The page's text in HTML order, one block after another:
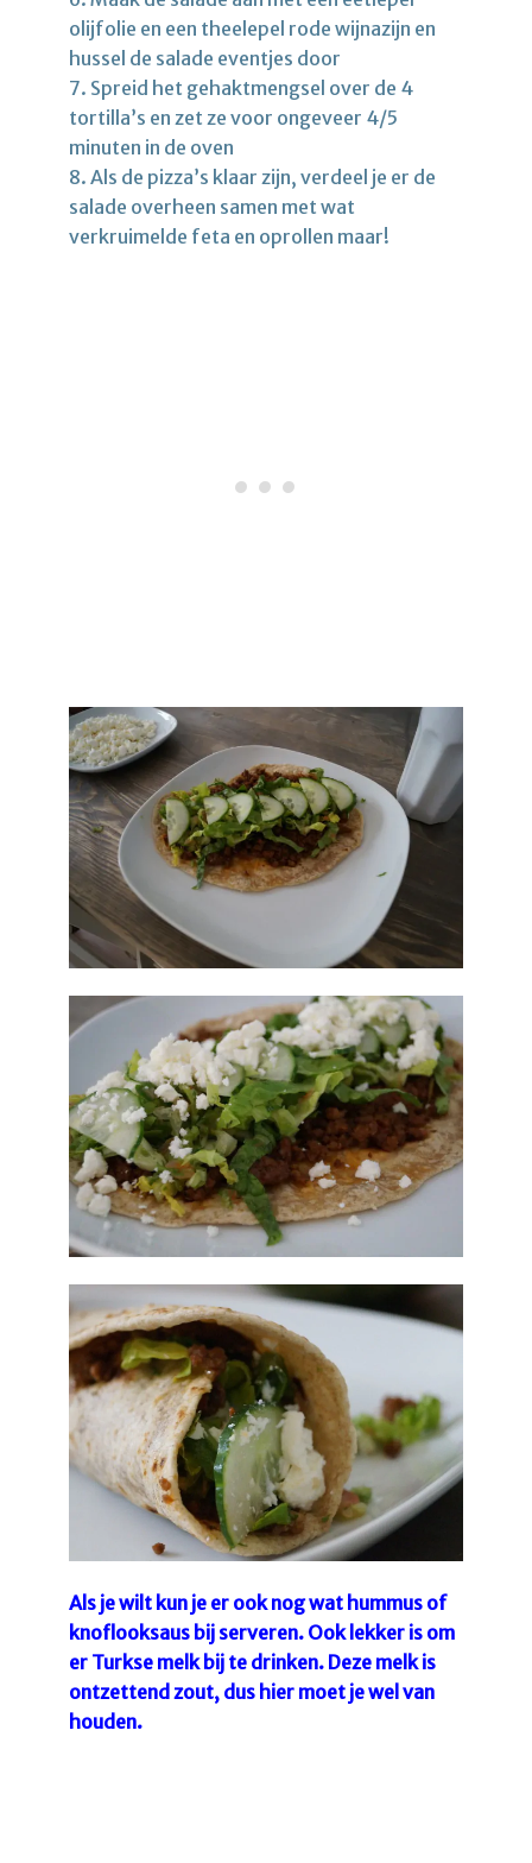
olijfolie en een theelepel rode wijnazijn en
hussel de salade eventjes door
7. Spreid het gehaktmengsel over de 4
tortilla’s en zet ze voor ongeveer 4/5
minuten in de oven
8. Als de pizza’s klaar zijn, verdeel je er de
salade overheen samen met wat
verkruimelde feta en oprollen maar!
Als je wilt kun je er ook nog wat hummus of
knoflooksaus bij serveren. Ook lekker is om
er Turkse melk bij te drinken. Deze melk is
ontzettend zout, dus hier moet je wel van
houden.